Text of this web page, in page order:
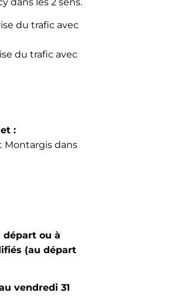
du trafic avec
du trafic avec
:
Montargis dans
départ ou à
(au départ
vendredi 31